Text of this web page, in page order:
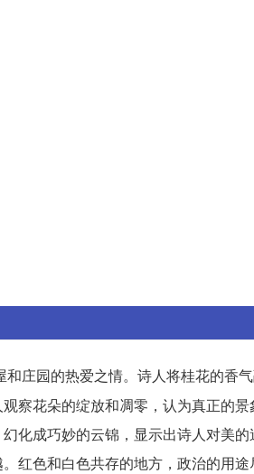
和庄园的热爱之情。诗人将桂花的香
察花朵的绽放和凋零，认为真正的
化成巧妙的云锦，显示出诗人对美
红色和白色共存的地方，政治的用途